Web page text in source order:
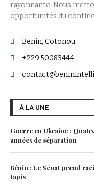
rayonnante. Nous
opportunités du
Benin, Cotonou
+229 50083444
À LA UNE
Guerre en Ukraine :
années de séparation
Bénin : Le Sénat prend
tapis